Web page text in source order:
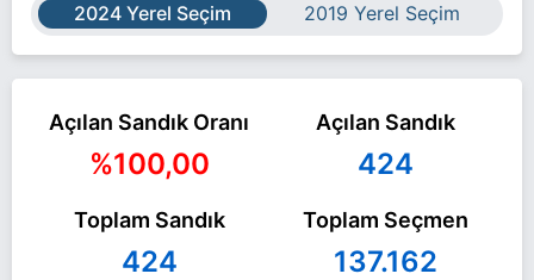
2024 Yerel Seçim 2019 Yerel Seçim
Açılan Sandık Oranı
%100,00
Açılan Sandık
424
Toplam Sandık
424
Toplam Seçmen
137.162